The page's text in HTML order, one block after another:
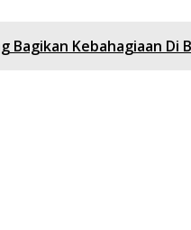
Bagikan Kebahagiaan Di